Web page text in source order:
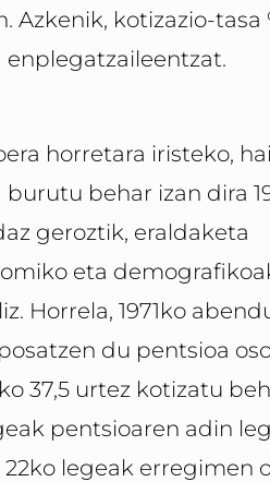
Azkenik, kotizazio-tasa
enplegatzaileentzat.
horretara iristeko,
behar izan dira
geroztik, eraldaketa
eta
Horrela, 1971ko
du pentsioa
37,5 urtez kotizatu
pentsioaren adin
22ko legeak